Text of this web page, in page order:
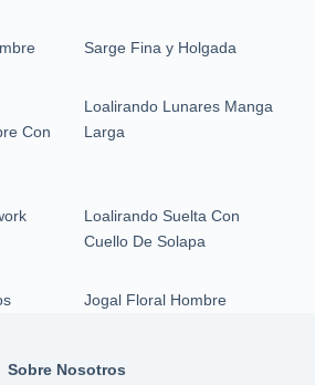
Sarge Fina y Holgada
Con
Loalirando Lunares Manga
Larga
Loalirando Suelta Con
Cuello De Solapa
Jogal Floral Hombre
Sobre Nosotros